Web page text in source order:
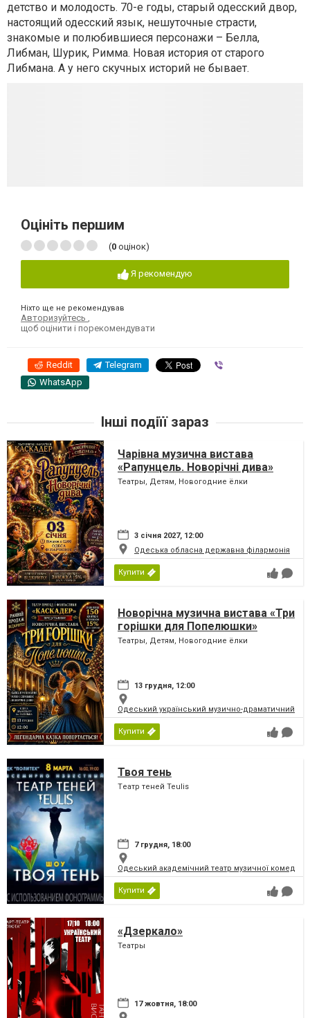
детство и молодость. 70-е годы, старый одесский двор,
настоящий одесский язык, нешуточные страсти,
знакомые и полюбившиеся персонажи – Белла,
Либман, Шурик, Римма. Новая история от старого
Либмана. А у него скучных историй не бывает.
Оцініть першим
(0 оцінок)
Я рекомендую
Ніхто ще не рекомендував
Авторизуйтесь
щоб оцінити і порекомендувати
Reddit Telegram
WhatsApp
Інші подіїї зараз
Чарівна музична вистава
«Рапунцель. Новорічні дива»
Театры, Детям, Новогодние ёлки
3 січня 2027, 12:00
Одеська обласна державна філармонія
Купити
Новорічна музична вистава «Три
горішки для Попелюшки»
Театры, Детям, Новогодние ёлки
13 грудня, 12:00
Одеський український музично-драматичний
Купити
Твоя тень
Tеатр теней Teulis
7 грудня, 18:00
Одеський академічний театр музичної комедії
Купити
«Дзеркало»
Театры
17 жовтня, 18:00